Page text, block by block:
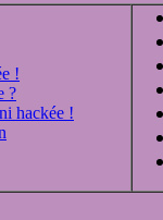
!
?
hackée !